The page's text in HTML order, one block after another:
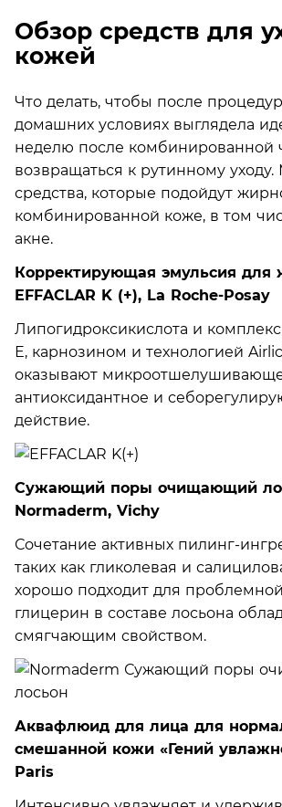
Обзор средств для
кожей
Что делать, чтобы после
домашних условиях выглядела
неделю после комбинированной
возвращаться к рутинному
средства, которые подойдут
комбинированной коже, в том
акне.
Корректирующая эмульсия
EFFACLAR K (+), La Roche-Posay
Липогидроксикислота и
Е, карнозином и технологией
оказывают
антиоксидантное и
действие.
Сужающий поры очищающий
Normaderm, Vichy
Сочетание активных пилинг-
таких как гликолевая и
хорошо подходит для
глицерин в составе лосьона
смягчающим свойством.
Аквафлюид для лица для
смешанной кожи «Гений
Paris